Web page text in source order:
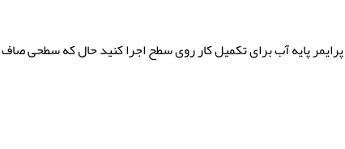
پایه آب برای تکمیل کار روی سطح اجرا کنید حال که سطحی